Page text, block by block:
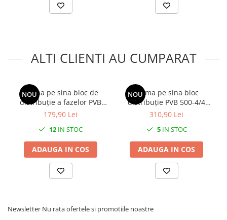
ALTI CLIENTI AU CUMPARAT
NOU
Clema pe sina bloc de
distribuție a fazelor PVB
160-6 160A 1x16-95mm² +
AC / DC
179,90 Lei
12 IN STOC
ADAUGA IN COS
NOUClema pe sina bloc
distribuție PVB 500-4/4
500A 1x150-240mm² + 4x10-
1000V AC / DC
310,90 Lei
5IN STOC
ADAUGA IN COS
Newsletter Nu rata ofertele si promotiile noastre